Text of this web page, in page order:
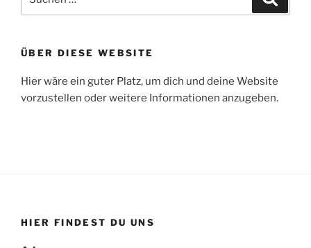
nach:
ÜBER DIESE WEBSITE
Hier wäre ein guter Platz, um dich und deine Website
vorzustellen oder weitere Informationen anzugeben.
HIER FINDEST DU UNS